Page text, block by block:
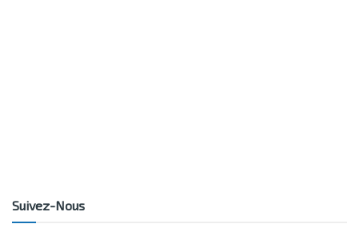
Suivez-Nous